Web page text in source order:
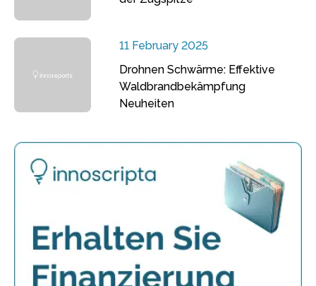
11 February 2025
Drohnen Schwärme: Effektive
Waldbrandbekämpfung
Neuheiten